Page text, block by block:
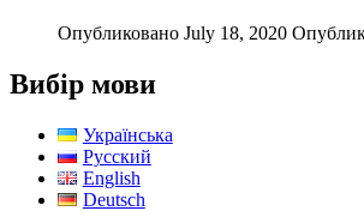
Опубликовано July 18, 2020
Вибір мови
Українська
Русский
English
Deutsch